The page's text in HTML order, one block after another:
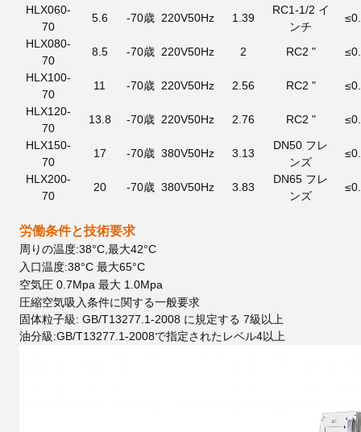
HLX060-
70
5.6 -70歳 220V50Hz 1.39
RC1-1/2 イ
ンチ
HLX080-
70
8.5 -70歳 220V50Hz 2 RC2 "
HLX100-
70
11 -70歳 220V50Hz 2.56 RC2 "
HLX120-
70
13.8 -70歳 220V50Hz 2.76 RC2 "
HLX150-
70
17 -70歳 380V50Hz 3.13
DN50 フレ
ンズ
HLX200-
70
20 -70歳 380V50Hz 3.83
DN65 フレ
ンズ
労働条件と技術要求
周りの温度:38°C,最大42°C
入口温度:38°C 最大65°C
空気圧 0.7Mpa 最大 1.0Mpa
圧縮空気吸入条件に関する一般要求
固体粒子級: GB/T13277.1-2008 に規定する 7級以上
油分級:GB/T13277.1-2008で指定されたレベル4以上